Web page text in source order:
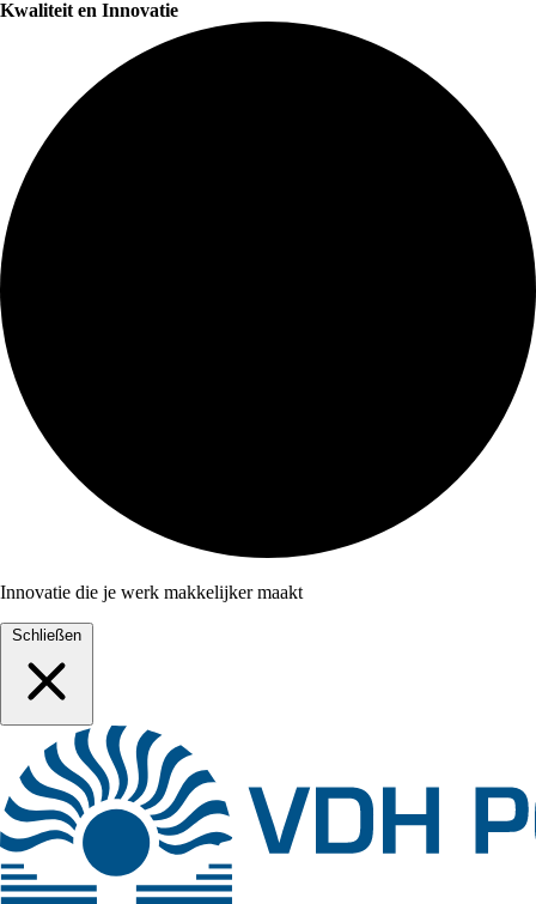
Kwaliteit en Innovatie
Innovatie die je werk makkelijker maakt
Schließen